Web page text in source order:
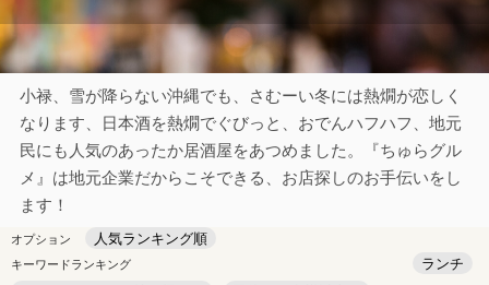
小禄、雪が降らない沖縄でも、さむーい冬には熱燗が恋しく
なります、日本酒を熱燗でぐびっと、おでんハフハフ、地元
民にも人気のあったか居酒屋をあつめました。『ちゅらグル
メ』は地元企業だからこそできる、お店探しのお手伝いをし
ます！
オプション 人気ランキング順
キーワードランキング
ランチ